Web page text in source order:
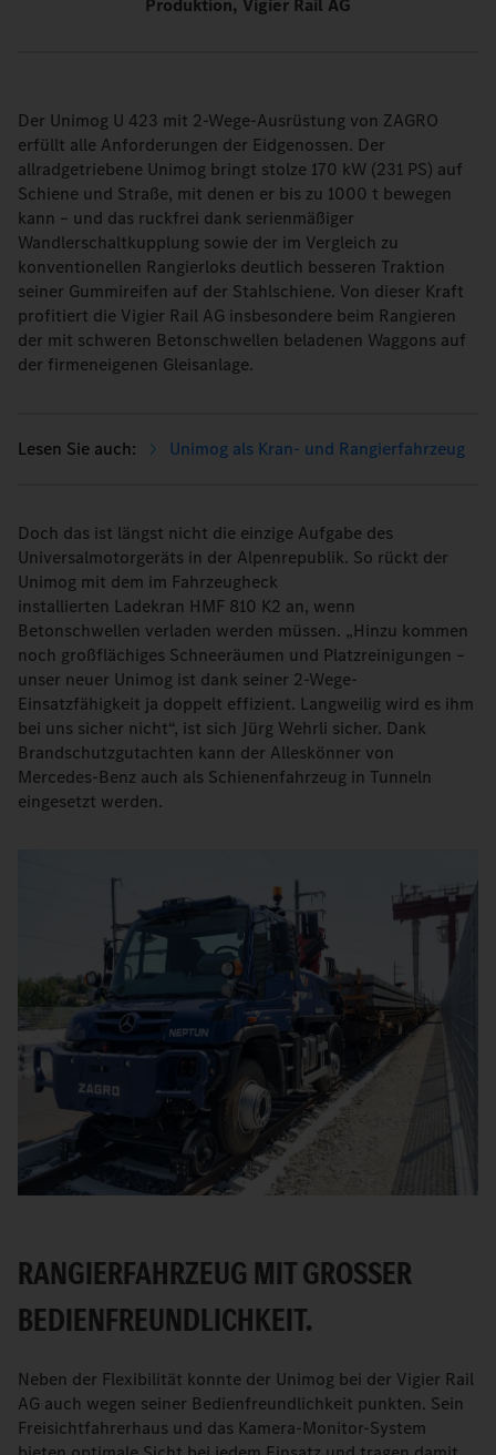
Produktion, Vigier Rail AG
Der Unimog U 423 mit 2-Wege-Ausrüstung von ZAGRO
erfüllt alle Anforderungen der Eidgenossen. Der
allradgetriebene Unimog bringt stolze 170 kW (231 PS) auf
Schiene und Straße, mit denen er bis zu 1000 t bewegen
kann – und das ruckfrei dank serienmäßiger
Wandlerschaltkupplung sowie der im Vergleich zu
konventionellen Rangierloks deutlich besseren Traktion
seiner Gummireifen auf der Stahlschiene. Von dieser Kraft
profitiert die Vigier Rail AG insbesondere beim Rangieren
der mit schweren Betonschwellen beladenen Waggons auf
der firmeneigenen Gleisanlage.
Unimog als Kran- und Rangierfahrzeug
Doch das ist längst nicht die einzige Aufgabe des
Universalmotorgeräts in der Alpenrepublik. So rückt der
Unimog mit dem im Fahrzeugheck
installierten Ladekran HMF 810 K2 an, wenn
Betonschwellen verladen werden müssen. „Hinzu kommen
noch großflächiges Schneeräumen und Platzreinigungen –
unser neuer Unimog ist dank seiner 2-Wege-
Einsatzfähigkeit ja doppelt effizient. Langweilig wird es ihm
bei uns sicher nicht“, ist sich Jürg Wehrli sicher. Dank
Brandschutzgutachten kann der Alleskönner von
Mercedes-Benz auch als Schienenfahrzeug in Tunneln
eingesetzt werden.
RANGIERFAHRZEUG MIT GROSSER B
EDIENFREUNDLICHKEIT.
Neben der Flexibilität konnte der Unimog bei der Vigier Rail
AG auch wegen seiner Bedienfreundlichkeit punkten. Sein
Freisichtfahrerhaus und das Kamera-Monitor-System